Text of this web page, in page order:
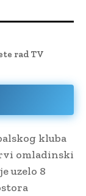
rad TV
kluba
omladinski
uzelo 8